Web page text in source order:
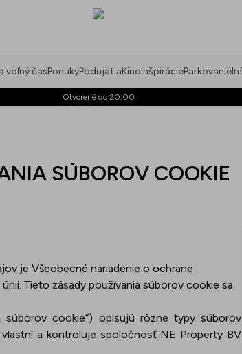
voľný časPonukyPodujatiaKinoInšpirácieParkovanie
Otvorené do 20:00
SÚBOROV COOKIE
je Všeobecné nariadenie o ochrane
Tieto zásady používania súborov cookie sa
súborov cookie“) opisujú rôzne typy súborov
a kontroluje spoločnosť NE Property BV